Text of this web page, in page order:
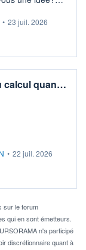
• 23 juil. 2026
calcul quan…
• 22 juil. 2026
sur le forum
qui en sont émetteurs.
n'a participé
discrétionnaire quant à